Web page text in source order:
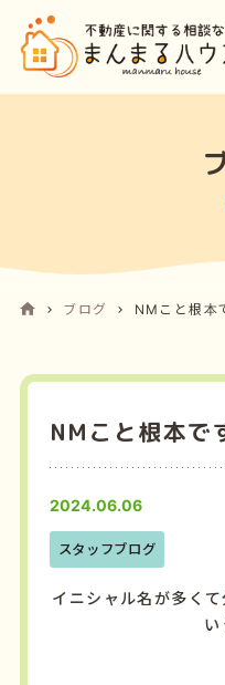
ブログ NMこと根本
NMこと根本で
2024.06.06
スタッフブログ
イニシャル名が多く
い